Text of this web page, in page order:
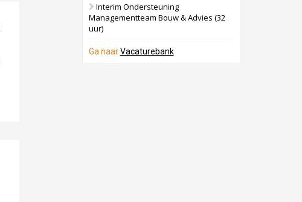
Interim Ondersteuning
Managementteam Bouw & Advies (32
uur)
Ga naarVacaturebank